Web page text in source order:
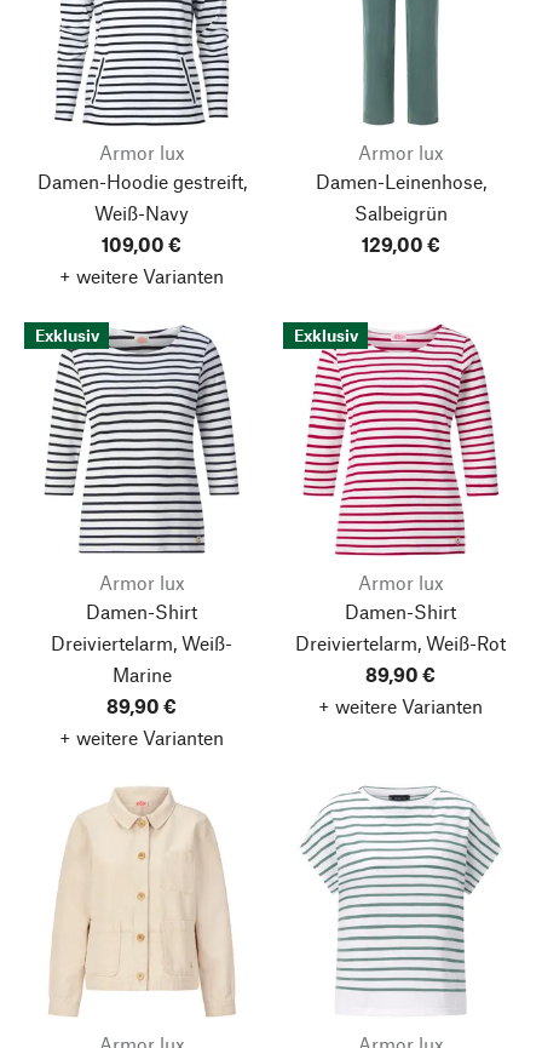
Armor lux
Damen-Hoodie gestreift,
Weiß-Navy
109,00 €
+ weitere Varianten
Armor lux
Damen-Leinenhose,
Salbeigrün
129,00 €
Exklusiv
Armor lux
Damen-Shirt
Dreiviertelarm, Weiß-
Marine
89,90 €
+ weitere Varianten
Exklusiv
Armor lux
Damen-Shirt
Dreiviertelarm, Weiß-Rot
89,90 €
+ weitere Varianten
Armor lux Armor lux